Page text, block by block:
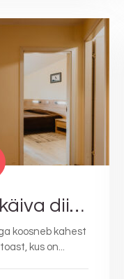
Peretuba lahtikäiva diivaniga
koosneb kahest
kus on...